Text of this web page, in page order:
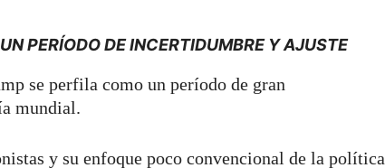
PERÍODO DE INCERTIDUMBRE Y AJUSTE
se perfila como un período de gran
mundial.
y su enfoque poco convencional de la política